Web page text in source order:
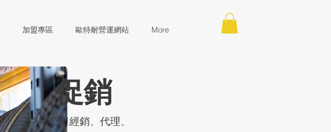
加盟專區 歐特耐營運網站 More
​促銷
​本公司經銷、代理、